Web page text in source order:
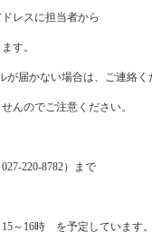
レスに担当者から
す。
届かない場合は、ご連絡く
のでご注意ください。
220-8782）まで
～16時 を予定しています。